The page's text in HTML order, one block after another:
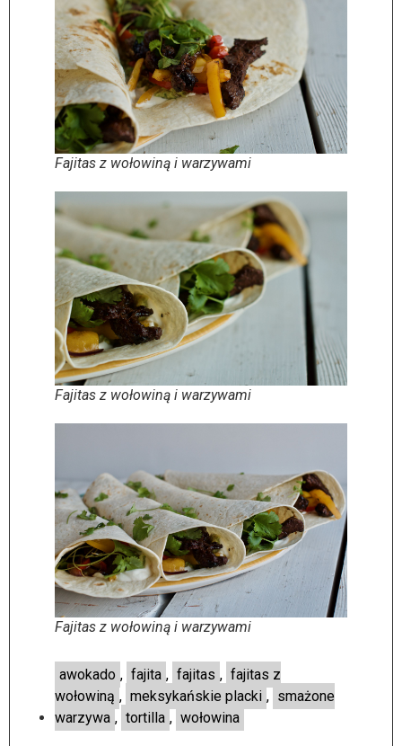
Fajitas z wołowiną i warzywami
Fajitas z wołowiną i warzywami
Fajitas z wołowiną i warzywami
awokado , fajita , fajitas , fajitas z
wołowiną , meksykańskie placki , smażone
warzywa , tortilla , wołowina